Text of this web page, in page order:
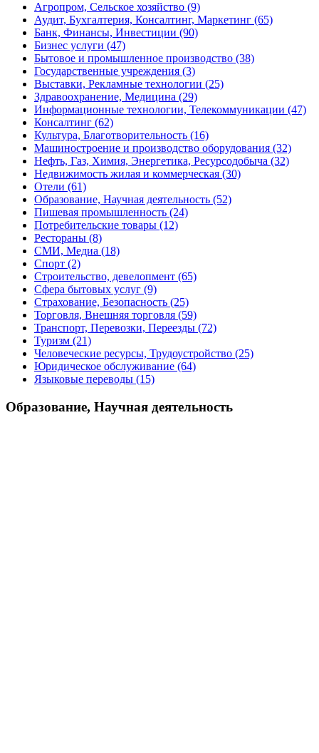
Агропром, Сельское хозяйство (9)
Аудит, Бухгалтерия, Консалтинг, Маркетинг (65)
Банк, Финансы, Инвестиции (90)
Бизнес услуги (47)
Бытовое и промышленное производство (38)
Государственные учреждения (3)
Выставки, Рекламные технологии (25)
Здравоохранение, Медицина (29)
Информационные технологии, Телекоммуникации (47)
Консалтинг (62)
Культура, Благотворительность (16)
Машиностроение и производство оборудования (32)
Нефть, Газ, Химия, Энергетика, Ресурсодобыча (32)
Недвижимость жилая и коммерческая (30)
Отели (61)
Образование, Научная деятельность (52)
Пишевая промышленность (24)
Потребительские товары (12)
Рестораны (8)
СМИ, Медиа (18)
Спорт (2)
Строительство, девелопмент (65)
Сфера бытовых услуг (9)
Страхование, Безопасность (25)
Торговля, Внешняя торговля (59)
Транспорт, Перевозки, Переезды (72)
Туризм (21)
Человеческие ресурсы, Трудоустройство (25)
Юридическое обслуживание (64)
Языковые переводы (15)
Образование, Научная деятельность